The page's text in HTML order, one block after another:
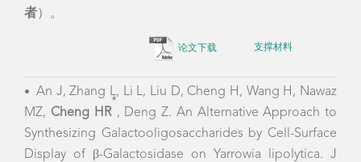
者）。
论文下载 支撑材料
• An J, Zhang L, Li L, Liu D, Cheng H, Wang H, Nawaz
MZ, Cheng HR
*
, Deng Z. An Alternative Approach to
Synthesizing Galactooligosaccharides by Cell-Surface
Display of β-Galactosidase on
Yarrowia lipolytica.
J